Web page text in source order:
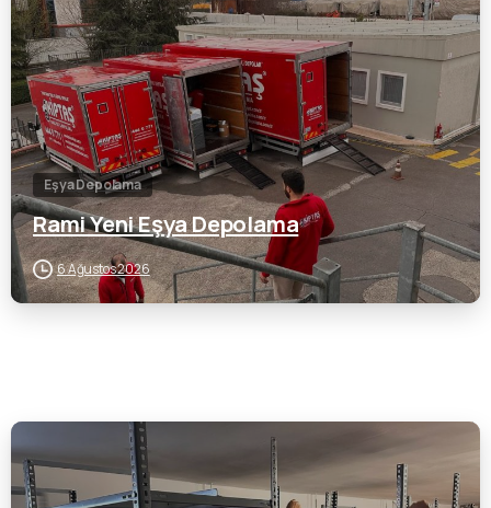
Eşya Depolama
Rami Yeni Eşya Depolama
6 Ağustos 2026